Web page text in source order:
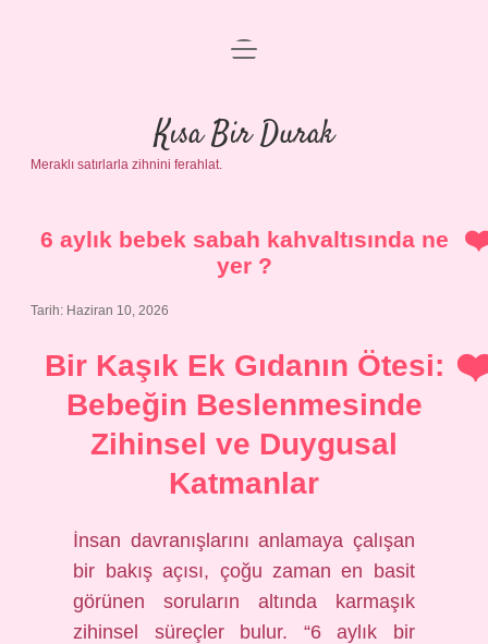
Anasayfa
Gizlilik Politikası
Yasal Uyarı
menüyü
Kısa Bir Durak
Meraklı satırlarla zihnini ferahlat.
6 aylık bebek sabah kahvaltısında ne
yer ?
Tarih: Haziran 10, 2026
Bir Kaşık Ek Gıdanın Ötesi:
Bebeğin Beslenmesinde
Zihinsel ve Duygusal
Katmanlar
İnsan davranışlarını anlamaya çalışan
bir bakış açısı, çoğu zaman en basit
görünen soruların altında karmaşık
zihinsel süreçler bulur. “6 aylık bir